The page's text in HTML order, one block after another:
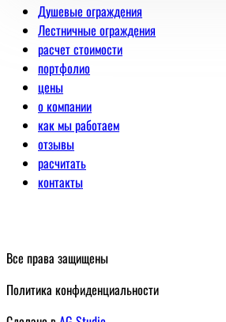
Душевые ограждения
Лестничные ограждения
расчет стоимости
портфолио
цены
о компании
как мы работаем
отзывы
расчитать
контакты
Все права защищены
Политика конфиденциальности